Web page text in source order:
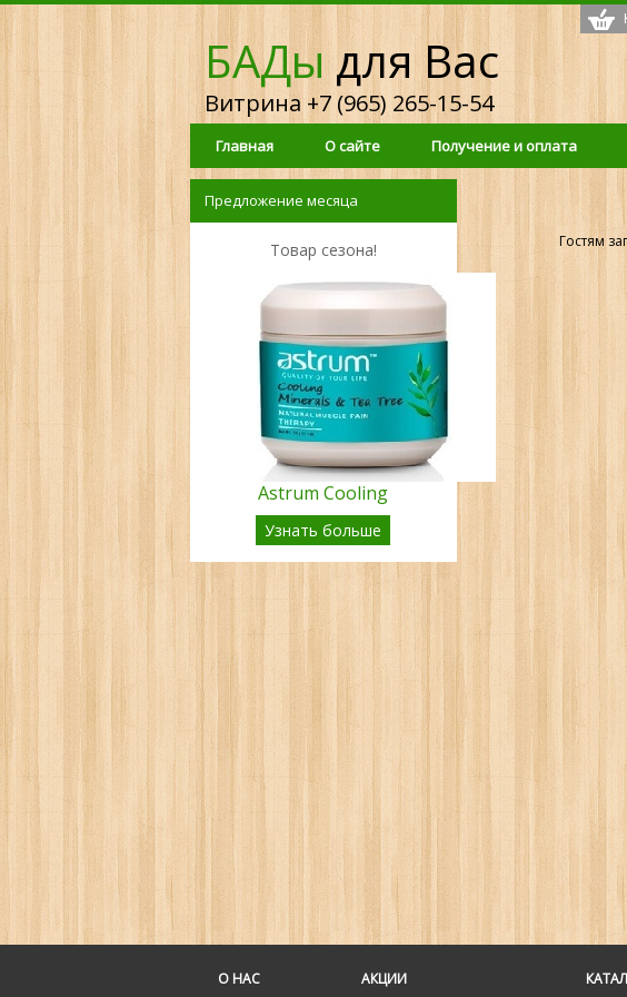
БАДы для Вас
Витрина +7 (965) 265-15-54
Главная О сайте Получение и оплата
Предложение месяца
Товар сезона!
Astrum Cooling
Узнать больше
Гостям
О НАС АКЦИИ